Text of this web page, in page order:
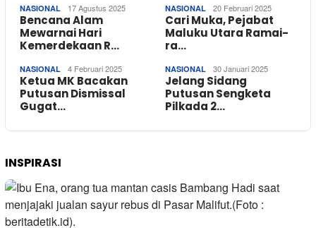
NASIONAL 17 Agustus 2025
Bencana Alam
Mewarnai Hari
Kemerdekaan R…
NASIONAL 20 Februari 2025
Cari Muka, Pejabat
Maluku Utara Ramai-
ra…
NASIONAL 4 Februari 2025
Ketua MK Bacakan
Putusan Dismissal
Gugat…
NASIONAL 30 Januari 2025
Jelang Sidang
Putusan Sengketa
Pilkada 2…
INSPIRASI